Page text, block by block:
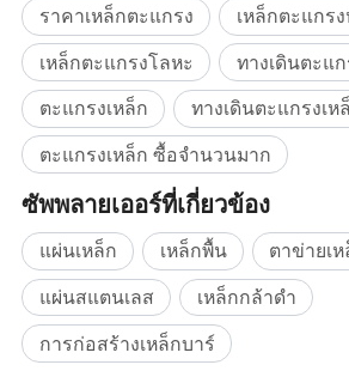
ราคาเหล็กตะแกรง
เหล็กตะแกร
เหล็กตะแกรงโลหะ
ทางเดินตะแก
ตะแกรงเหล็ก
ทางเดินตะแกรงเห
ตะแกรงเหล็ก ซื้อจำนวนมาก
ซัพพลายเออร์ที่เกี่ยวข้อง
แผ่นเหล็ก เหล็กพื้น
ตาข่ายเ
แผ่นสแตนเลส
เหล็กกล้าดำ
การก่อสร้างเหล็กบาร์